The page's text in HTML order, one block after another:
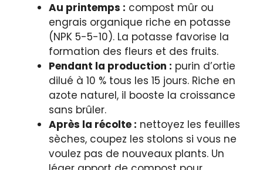
Au printemps : compost mûr ou
engrais organique riche en potasse
(NPK 5-5-10). La potasse favorise la
formation des fleurs et des fruits.
Pendant la production : purin d’ortie
dilué à 10 % tous les 15 jours. Riche en
azote naturel, il booste la croissance
sans brûler.
Après la récolte : nettoyez les feuilles
sèches, coupez les stolons si vous ne
voulez pas de nouveaux plants. Un